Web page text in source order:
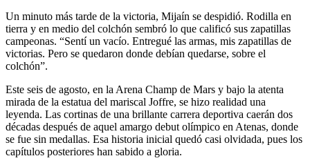
Un minuto más tarde de la victoria, Mijaín se despidió. Rodilla en
tierra y en medio del colchón sembró lo que calificó sus zapatillas
campeonas. “Sentí un vacío. Entregué las armas, mis zapatillas de
victorias. Pero se quedaron donde debían quedarse, sobre el
colchón”.
Este seis de agosto, en la Arena Champ de Mars y bajo la atenta
mirada de la estatua del mariscal Joffre, se hizo realidad una
leyenda. Las cortinas de una brillante carrera deportiva caerán dos
décadas después de aquel amargo debut olímpico en Atenas, donde
se fue sin medallas. Esa historia inicial quedó casi olvidada, pues los
capítulos posteriores han sabido a gloria.